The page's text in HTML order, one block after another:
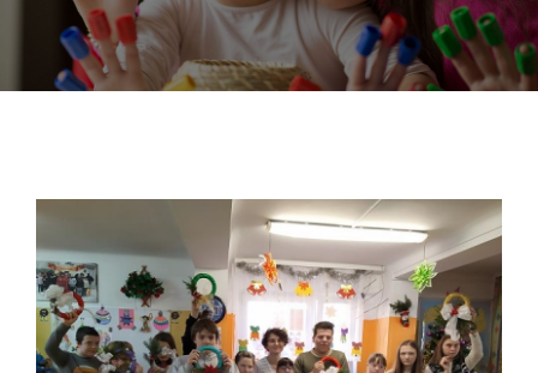
DOKUMENTY
PROJEKTY
WYKUS